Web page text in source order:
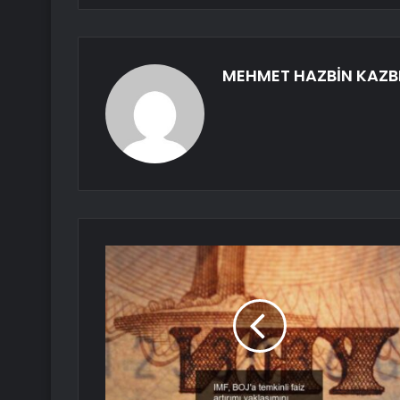
MEHMET HAZBİN